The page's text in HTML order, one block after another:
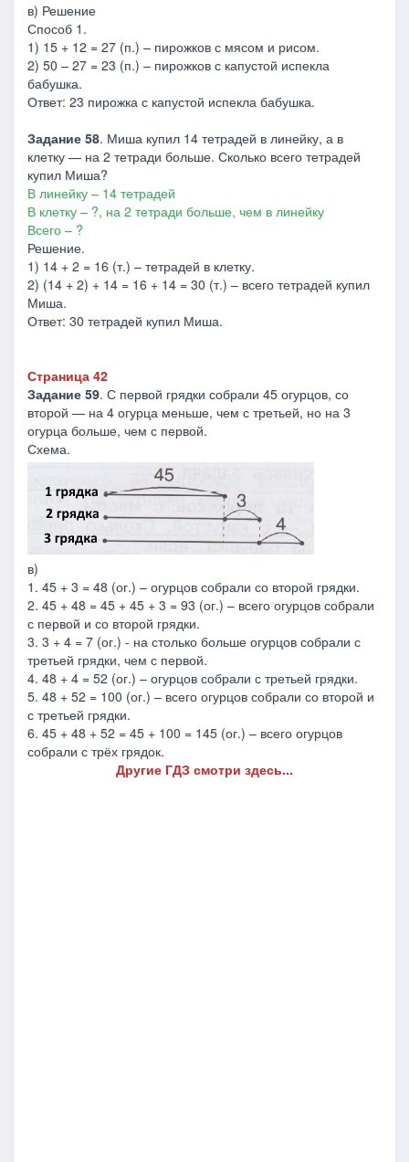
в) Решение
Способ 1.
1) 15 + 12 = 27 (п.) – пирожков с мясом и рисом.
2) 50 – 27 = 23 (п.) – пирожков с капустой испекла
бабушка.
Ответ: 23 пирожка с капустой испекла бабушка.
Задание 58. Миша купил 14 тетрадей в линейку, а в
клетку — на 2 тетради больше. Сколько всего тетрадей
купил Миша?
В линейку – 14 тетрадей
В клетку – ?, на 2 тетради больше, чем в линейку
Всего – ?
Решение.
1) 14 + 2 = 16 (т.) – тетрадей в клетку.
2) (14 + 2) + 14 = 16 + 14 = 30 (т.) – всего тетрадей купил
Миша.
Ответ: 30 тетрадей купил Миша.
Страница 42
Задание 59. С первой грядки собрали 45 огурцов, со
второй — на 4 огурца меньше, чем с третьей, но на 3
огурца больше, чем с первой.
Схема.
в)
1. 45 + 3 = 48 (ог.) – огурцов собрали со второй грядки.
2. 45 + 48 = 45 + 45 + 3 = 93 (ог.) – всего огурцов собрали
с первой и со второй грядки.
3. 3 + 4 = 7 (ог.) - на столько больше огурцов собрали с
третьей грядки, чем с первой.
4. 48 + 4 = 52 (ог.) – огурцов собрали с третьей грядки.
5. 48 + 52 = 100 (ог.) – всего огурцов собрали со второй и
с третьей грядки.
6. 45 + 48 + 52 = 45 + 100 = 145 (ог.) – всего огурцов
собрали с трёх грядок.
Другие ГДЗ смотри здесь...